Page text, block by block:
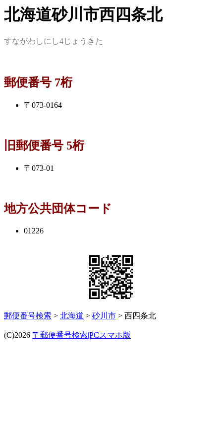
北海道砂川市西四条北
すながわしにし4じょうきた
郵便番号 7桁
〒073-0164
旧郵便番号 5桁
〒073-01
地方公共団体コード
01226
郵便番号検索 > 北海道 > 砂川市 > 西四条北
(C)2026 〒郵便番号検索|PCスマホ版